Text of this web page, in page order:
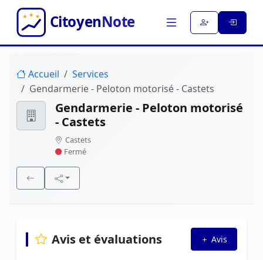
Accueil
Services
Gendarmerie - Peloton motorisé - Castets
Gendarmerie - Peloton motorisé
- Castets
Castets
Fermé
Avis et évaluations Avis